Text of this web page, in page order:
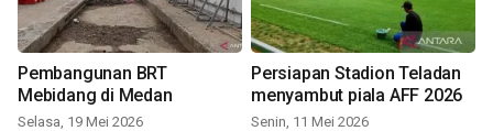
Pembangunan BRT
Mebidang di Medan
Selasa, 19 Mei 2026
Persiapan Stadion Teladan
menyambut piala AFF 2026
Senin, 11 Mei 2026